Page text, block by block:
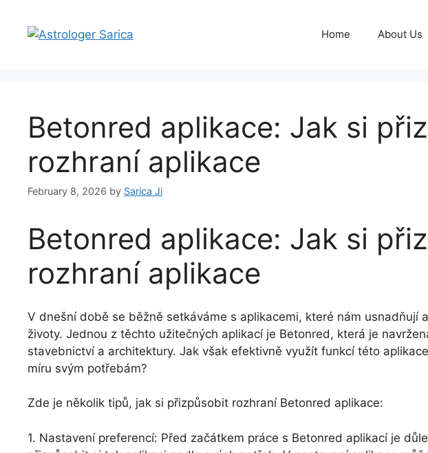
Home About Us
Betonred aplikace: Jak si
rozhraní aplikace
February 8, 2026 by Sarica Ji
Betonred aplikace: Jak si
rozhraní aplikace
V dnešní době se běžně setkáváme s aplikacemi, které nám usnadňují
životy. Jednou z těchto užitečných aplikací je Betonred, která je
stavebnictví a architektury. Jak však efektivně využít funkcí této
míru svým potřebám?
Zde je několik tipů, jak si přizpůsobit rozhraní Betonred aplikace:
1. Nastavení preferencí: Před začátkem práce s Betonred aplikací je